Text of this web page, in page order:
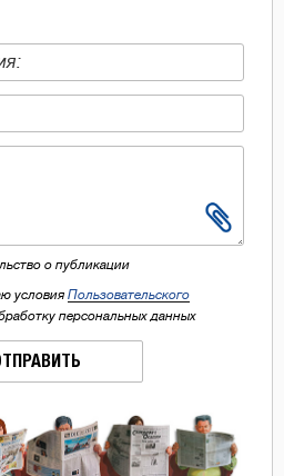
о публикации
условия Пользовательского
персональных данных